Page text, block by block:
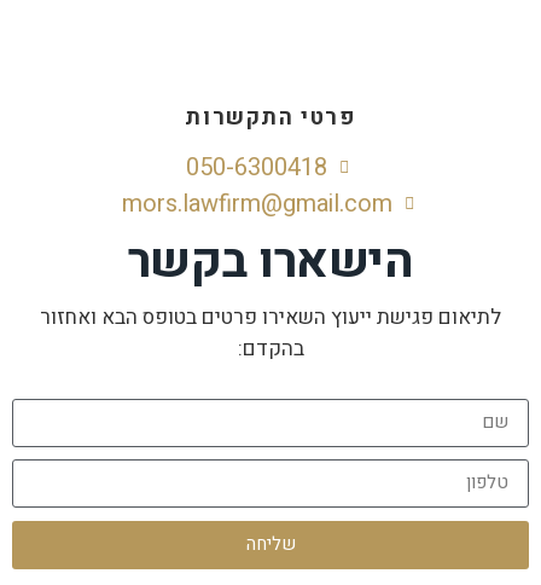
פרטי התקשרות
050-6300418
mors.lawfirm@gmail.com
הישארו בקשר
לתיאום פגישת ייעוץ השאירו פרטים בטופס הבא ואחזור
בהקדם:
שליחה